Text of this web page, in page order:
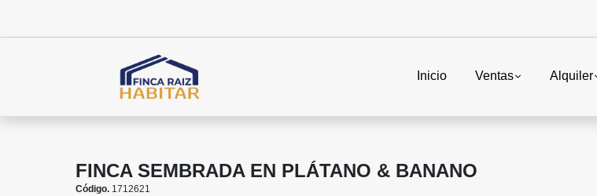
Inicio Ventas Alquiler
FINCA SEMBRADA EN PLÁTANO & BANANO
Código. 1712621